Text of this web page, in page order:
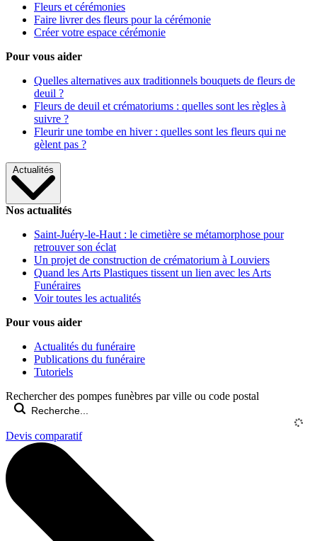
Fleurs et cérémonies
Faire livrer des fleurs pour la cérémonie
Créer votre espace cérémonie
Pour vous aider
Quelles alternatives aux traditionnels bouquets de fleurs de
deuil ?
Fleurs de deuil et crématoriums : quelles sont les règles à
suivre ?
Fleurir une tombe en hiver : quelles sont les fleurs qui ne
gèlent pas ?
Actualités
Nos actualités
Saint-Juéry-le-Haut : le cimetière se métamorphose pour
retrouver son éclat
Un projet de construction de crématorium à Louviers
Quand les Arts Plastiques tissent un lien avec les Arts
Funéraires
Voir toutes les actualités
Pour vous aider
Actualités du funéraire
Publications du funéraire
Tutoriels
Rechercher des pompes funèbres par ville ou code postal
Devis comparatif